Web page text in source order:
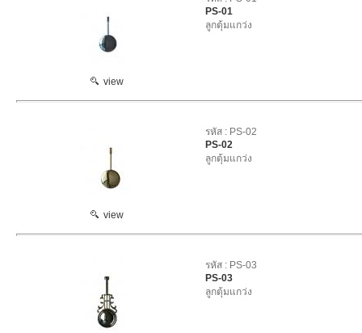
view
PS-01
ลูกตุ้มแกว่ง
view
รหัส : PS-02
PS-02
ลูกตุ้มแกว่ง
รหัส : PS-03
PS-03
ลูกตุ้มแกว่ง